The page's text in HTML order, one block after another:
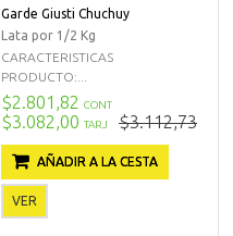
Garde Giusti Chuchuy
Lata por 1/2 Kg
CARACTERISTICAS
PRODUCTO:...
$2.801,82 CONT
$3.082,00 TARJ $3.112,73
AÑADIR A LA CESTA
VER